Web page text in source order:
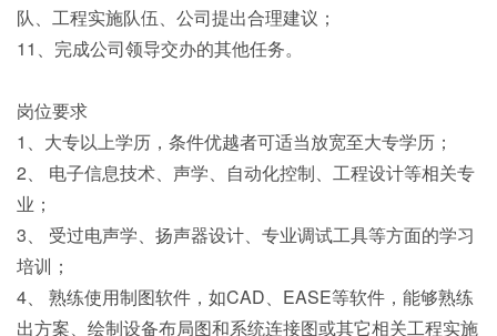
队、工程实施队伍、公司提出合理建议；
11、完成公司领导交办的其他任务。
岗位要求
1、大专以上学历，条件优越者可适当放宽至大专学历；
2、 电子信息技术、声学、自动化控制、工程设计等相关专
业；
3、 受过电声学、扬声器设计、专业调试工具等方面的学习
培训；
4、 熟练使用制图软件，如CAD、EASE等软件，能够熟练
出方案、绘制设备布局图和系统连接图或其它相关工程实施